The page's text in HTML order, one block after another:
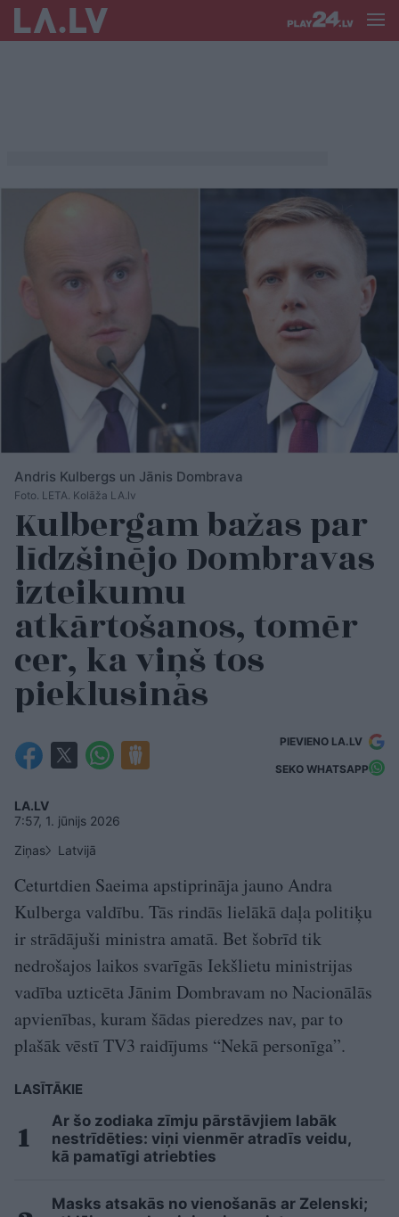
Andris Kulbergs un Jānis Dombrava
Foto. LETA. Kolāža LA.lv
Kulbergam bažas par
līdzšinējo Dombravas
izteikumu
atkārtošanos, tomēr
cer, ka viņš tos
pieklusinās
PIEVIENO LA.LV
SEKO WHATSAPP
LA.LV
7:57, 1. jūnijs 2026
Ziņas
Latvijā
Ceturtdien Saeima apstiprināja jauno Andra
Kulberga valdību. Tās rindās lielākā daļa politiķu
ir strādājuši ministra amatā. Bet šobrīd tik
nedrošajos laikos svarīgās Iekšlietu ministrijas
vadība uzticēta Jānim Dombravam no Nacionālās
apvienības, kuram šādas pieredzes nav, par to
plašāk vēstī TV3 raidījums “Nekā personīga”.
LASĪTĀKIE
Ar šo zodiaka zīmju pārstāvjiem labāk
nestrīdēties: viņi vienmēr atradīs veidu,
kā pamatīgi atriebties
Masks atsakās no vienošanās ar Zelenski;